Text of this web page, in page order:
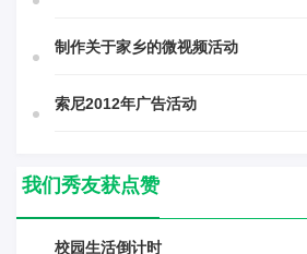
制作关于家乡的微视频活动
索尼2012年广告活动
我们秀友获点赞
校园生活倒计时